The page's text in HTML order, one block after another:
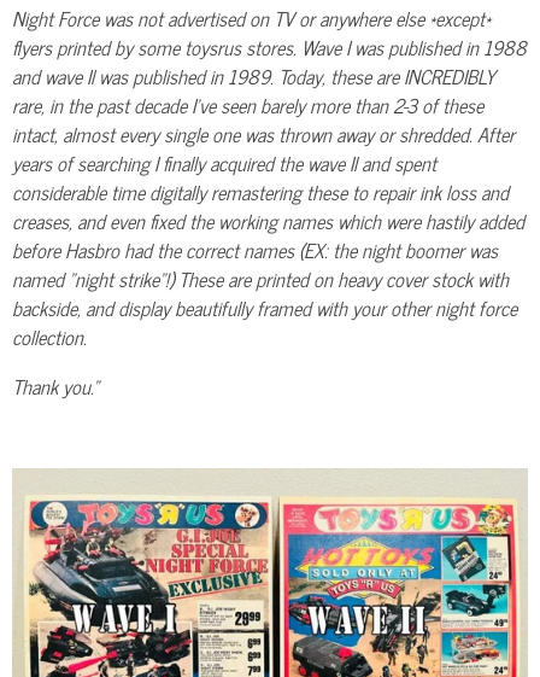
Night Force was not advertised on TV or anywhere else *except*
flyers printed by some toysrus stores. Wave I was published in 1988
and wave Il was published in 1989. Today, these are INCREDIBLY
rare, in the past decade I've seen barely more than 2-3 of these
intact, almost every single one was thrown away or shredded. After
years of searching I finally acquired the wave Il and spent
considerable time digitally remastering these to repair ink loss and
creases, and even fixed the working names which were hastily added
before Hasbro had the correct names (EX: the night boomer was
named "night strike"!) These are printed on heavy cover stock with
backside, and display beautifully framed with your other night force
collection.
Thank you."